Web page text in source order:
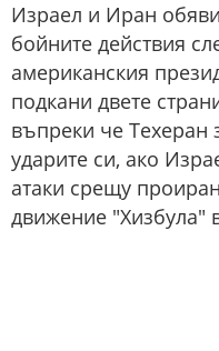
Израел и Иран
бойните действия
американския
подкани двете
въпреки че
ударите си, ако
атаки срещу
движение "Хизбула"